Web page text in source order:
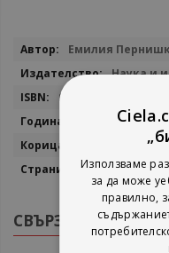
Повече
Емилия
Наука и
9789540203072
896
СВЪРЗАНИ
Използваме
за да може
правилно,